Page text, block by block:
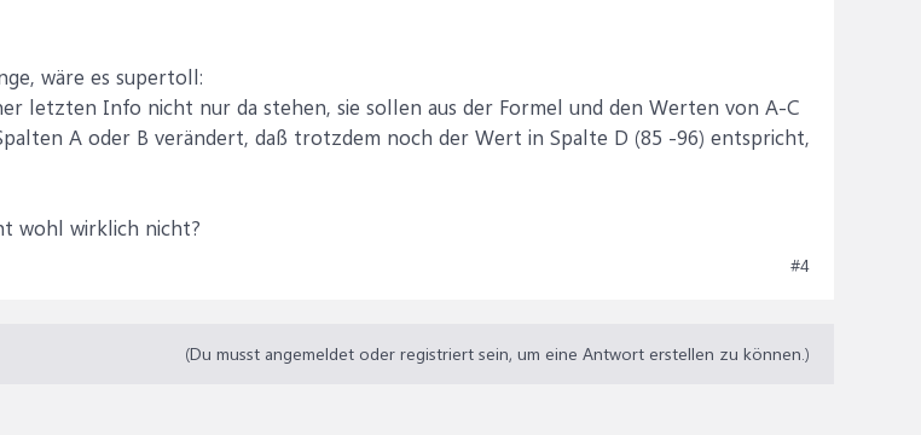
wäre es supertoll:
letzten Info nicht nur da stehen, sie sollen aus der Formel und den Werten von A-C
A oder B verändert, daß trotzdem noch der Wert in Spalte D (85 -96) entspricht,
wohl wirklich nicht?
#4
(Du musst angemeldet oder registriert sein, um eine Antwort erstellen zu können.)